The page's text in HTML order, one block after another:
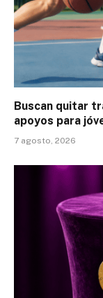
Buscan quitar
apoyos para
7 agosto, 2026